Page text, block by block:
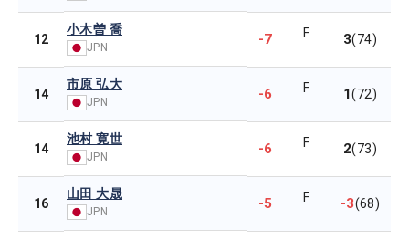
12
小木曽 喬
JPN -7 F 3(74)
14
市原 弘大
JPN -6 F 1(72)
14
池村 寛世
JPN -6 F 2(73)
16
山田 大晟
JPN -5 F -3(68)